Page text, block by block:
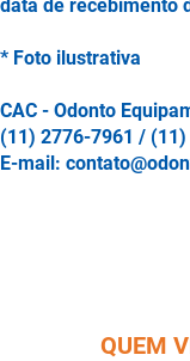
data de recebimento
* Foto ilustrativa
CAC - Odonto
(11) 2776-7961 /
E-mail:
QUEM